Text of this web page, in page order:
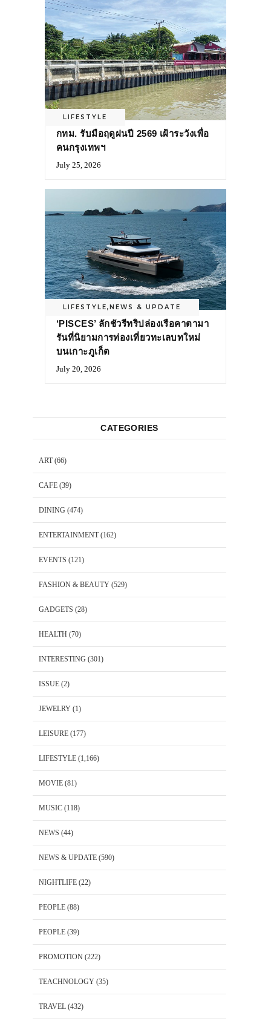
LIFESTYLE
กทม. รับมือฤดูฝนปี 2569 เฝ้าระวังเพื่อ
คนกรุงเทพฯ
July 25, 2026
LIFESTYLE,NEWS & UPDATE
‘PISCES’ ลักชัวรีทริปล่องเรือคาตามา
รันที่นิยามการท่องเที่ยวทะเลบทใหม่
บนเกาะภูเก็ต
July 20, 2026
CATEGORIES
ART(66)
CAFE (39)
DINING (474)
ENTERTAINMENT(162)
EVENTS (121)
FASHION & BEAUTY (529)
GADGETS (28)
HEALTH (70)
INTERESTING (301)
ISSUE (2)
JEWELRY (1)
LEISURE (177)
LIFESTYLE (1,166)
MOVIE (81)
MUSIC (118)
NEWS (44)
NEWS & UPDATE (590)
NIGHTLIFE (22)
PEOPLE (88)
PEOPLE (39)
PROMOTION (222)
TEACHNOLOGY (35)
TRAVEL (432)